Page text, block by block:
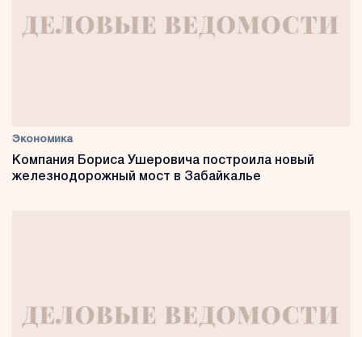
Экономика
Компания Бориса Ушеровича построила новый
железнодорожный мост в Забайкалье